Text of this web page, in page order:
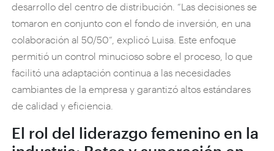
desarrollo del centro de distribución. “Las decisiones se
tomaron en conjunto con el fondo de inversión, en una
colaboración al 50/50”, explicó Luisa. Este enfoque
permitió un control minucioso sobre el proceso, lo que
facilitó una adaptación continua a las necesidades
cambiantes de la empresa y garantizó altos estándares
de calidad y eficiencia.
El rol del liderazgo femenino en la